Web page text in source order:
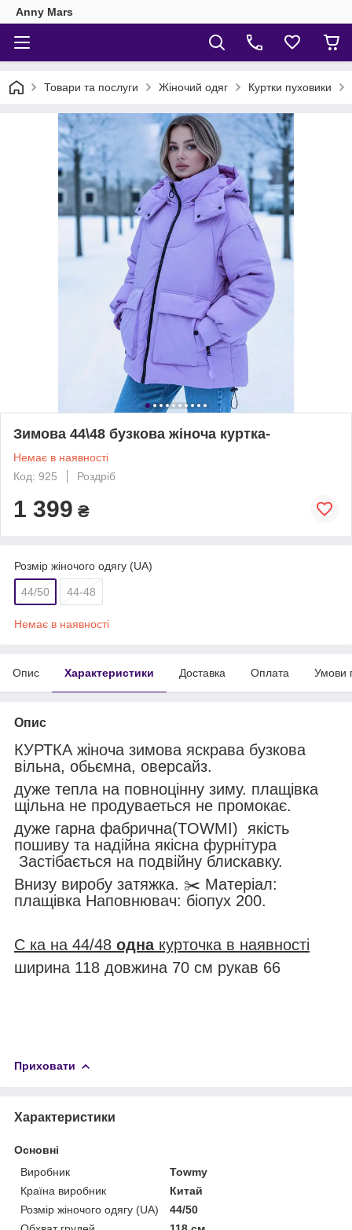
Anny Mars
Товари та послуги Жіночий одяг Куртки пуховики
Зимова 44\48 бузкова жіноча куртка-
Немає в наявності
Код: 925
Роздріб
1 399 ₴
Розмір жіночого одягу (UA)
44/50 44-48
Немає в наявності
Опис Характеристики Доставка Оплата Умови
Опис
КУРТКА жіноча зимова яскрава бузкова
вільна, обьємна, оверсайз.
дуже тепла на повноцінну зиму. плащівка
щільна не продуваеться не промокає.
дуже гарна фабрична(TOWMI) якість
пошиву та надійна якісна фурнітура
Застібається на подвійну блискавку.
Внизу виробу затяжка. ✂️ Матеріал:
плащівка Наповнювач: біопух 200.
C ка на 44/48 одна курточка в наявності
ширина 118 довжина 70 см рукав 66
Приховати
Характеристики
Основні
Виробник
Towmy
Країна виробник
Китай
Розмір жіночого одягу (UA)
44/50